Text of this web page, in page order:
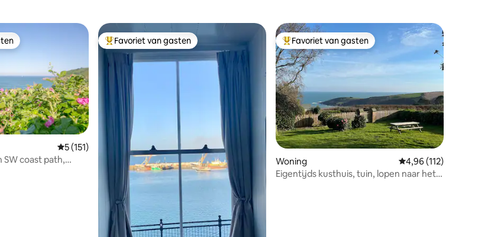
5, 329 recensiesGemiddelde beoordeling van 5 op 5, 151 recensies
5 (151)
SW coast path,
Topfavoriet van gasten
Favoriet van gasten Topfavoriet van gasten
Favoriet van gasten
Woning Gemiddelde
4,96 (112)
Eigentijds kusthuis, tuin, lopen naar het